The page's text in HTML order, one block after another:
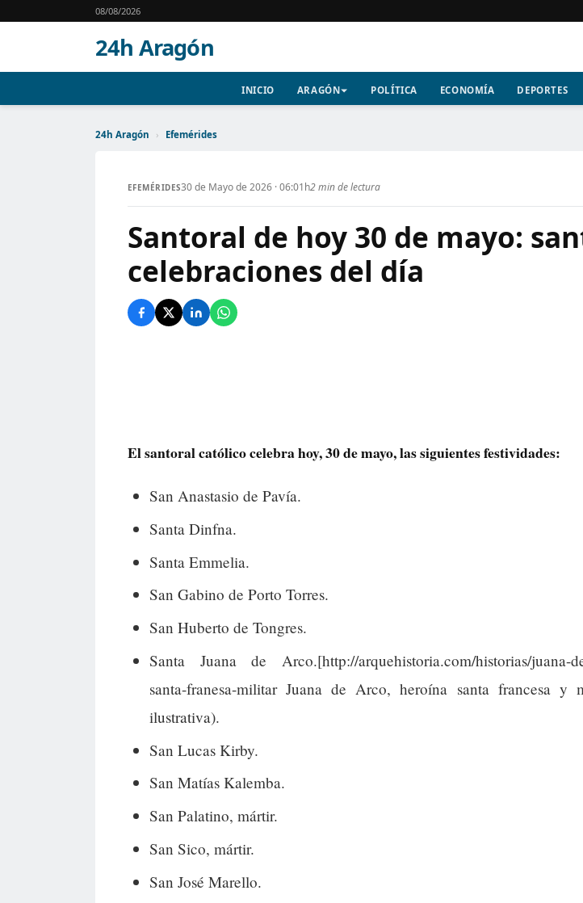
08/08/2026
24h Aragón
INICIO ARAGÓN POLÍTICA ECONOMÍA DEPORTES
24h Aragón › Efemérides
EFEMÉRIDES30 de Mayo de 2026 · 06:01h2 min de lectura
Santoral de hoy 30 de mayo:
celebraciones del día
El santoral católico celebra hoy, 30 de mayo, las siguientes festividades:
San Anastasio de Pavía.
Santa Dinfna.
Santa Emmelia.
San Gabino de Porto Torres.
San Huberto de Tongres.
Santa Juana de Arco.[http://arquehistoria.com/historias/juana-
santa-franesa-militar Juana de Arco, heroína santa francesa y
ilustrativa).
San Lucas Kirby.
San Matías Kalemba.
San Palatino, mártir.
San Sico, mártir.
San José Marello.